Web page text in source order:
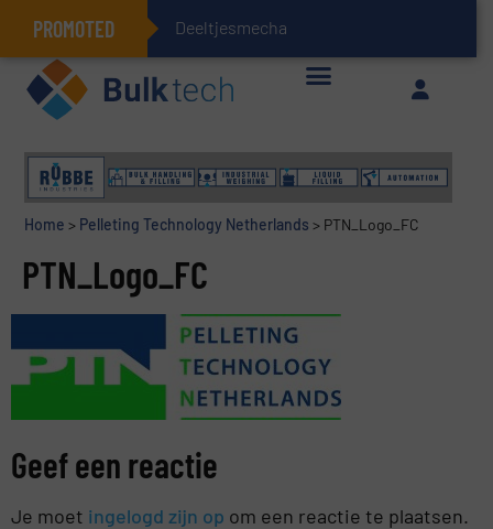
PROMOTED Deeltjesmechanica en k
Home > Pelleting Technology Netherlands > PTN_Logo_FC
PTN_Logo_FC
Geef een reactie
Je moet ingelogd zijn op om een reactie te plaatsen.